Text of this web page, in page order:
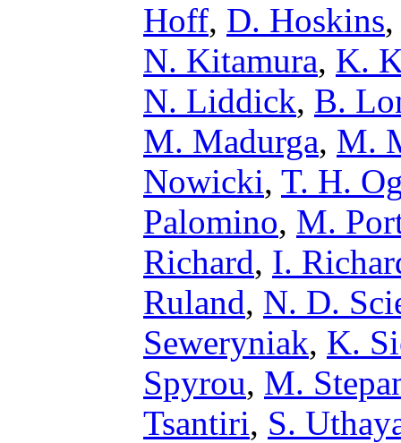
Hoff, D. Hoskins
N. Kitamura, K.
N. Liddick, B.
M. Madurga, M.
Nowicki, T. H.
Palomino, M.
Richard, I.
Ruland, N. D.
Seweryniak, K.
Spyrou, M.
Tsantiri, S.